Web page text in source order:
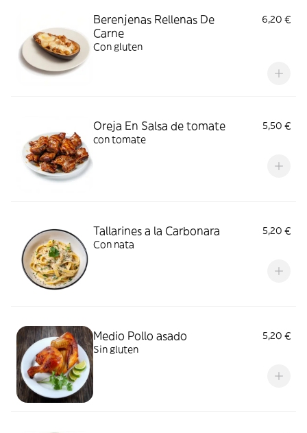
Berenjenas Rellenas De
Carne
6,20 €
Con gluten
Oreja En Salsa de tomate
5,50 €
con tomate
Tallarines a la Carbonara
5,20 €
Con nata
Medio Pollo asado
5,20 €
Sin gluten